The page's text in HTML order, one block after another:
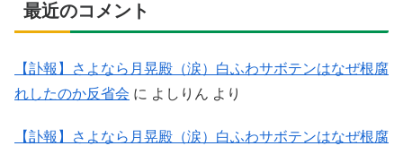
最近のコメント
【訃報】さよなら月晃殿（涙）白ふわサボテンはなぜ根腐
れしたのか反省会 に よしりん より
【訃報】さよなら月晃殿（涙）白ふわサボテンはなぜ根腐